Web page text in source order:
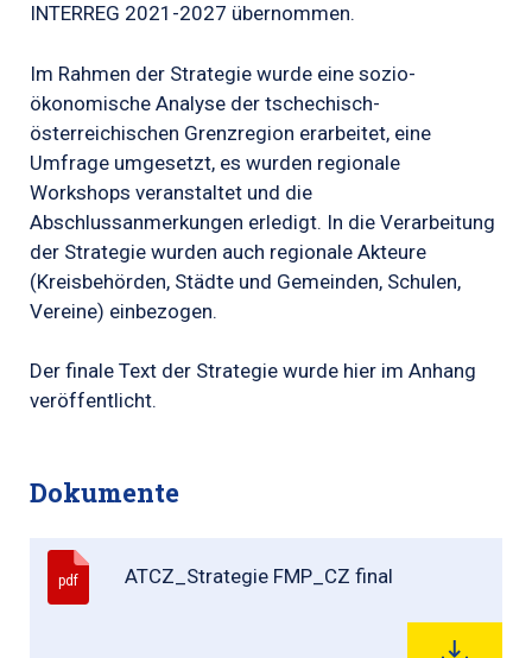
INTERREG 2021-2027 übernommen.
Im Rahmen der Strategie wurde eine sozio-
ökonomische Analyse der tschechisch-
österreichischen Grenzregion erarbeitet, eine
Umfrage umgesetzt, es wurden regionale
Workshops veranstaltet und die
Abschlussanmerkungen erledigt. In die Verarbeitung
der Strategie wurden auch regionale Akteure
(Kreisbehörden, Städte und Gemeinden, Schulen,
Vereine) einbezogen.
Der finale Text der Strategie wurde hier im Anhang
veröffentlicht.
Dokumente
pdf ATCZ_Strategie FMP_CZ final